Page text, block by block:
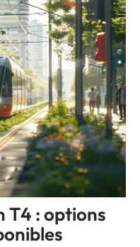
T4 : options